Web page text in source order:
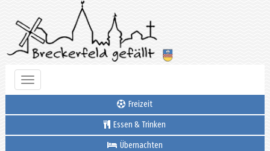
Toggle
navigation
Freizeit
Essen & Trinken
Übernachten